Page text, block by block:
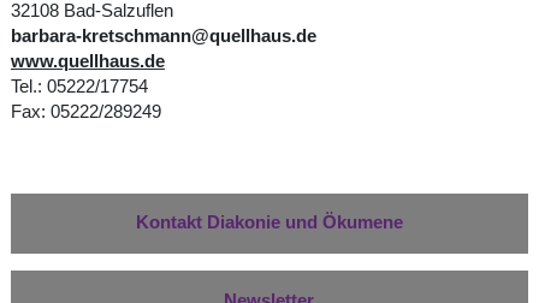
32108 Bad-Salzuflen
barbara-kretschmann@quellhaus.de
www.quellhaus.de
Tel.: 05222/17754
Fax: 05222/289249
Kontakt Diakonie und Ökumene